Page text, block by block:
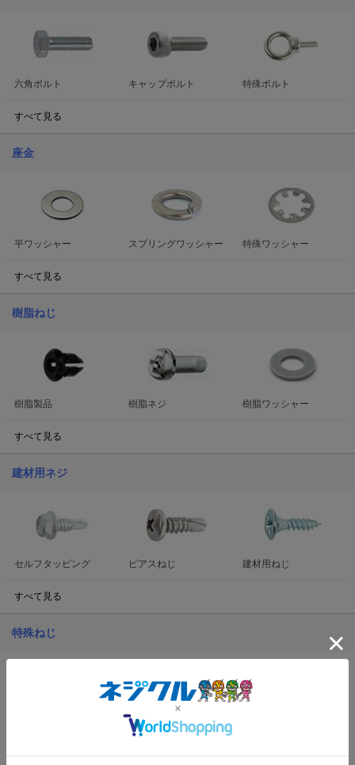
六角ボルト キャップボルト 特殊ボルト
すべて見る
座金
平ワッシャー スプリングワッシャー 特殊ワッシャー
すべて見る
樹脂ねじ
樹脂製品 樹脂ネジ 樹脂ワッシャー
すべて見る
建材用ネジ
セルフタッピング ピアスねじ 建材用ねじ
すべて見る
特殊ねじ
バネ・端子